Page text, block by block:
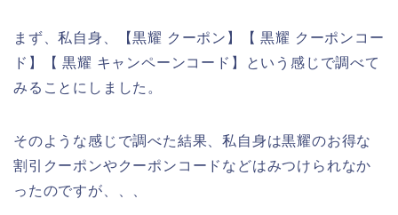
まず、私自身、【黒耀 クーポン】【 黒耀 クーポンコー
ド】【 黒耀 キャンペーンコード】という感じで調べて
みることにしました。
そのような感じで調べた結果、私自身は黒耀のお得な
割引クーポンやクーポンコードなどはみつけられなか
ったのですが、、、